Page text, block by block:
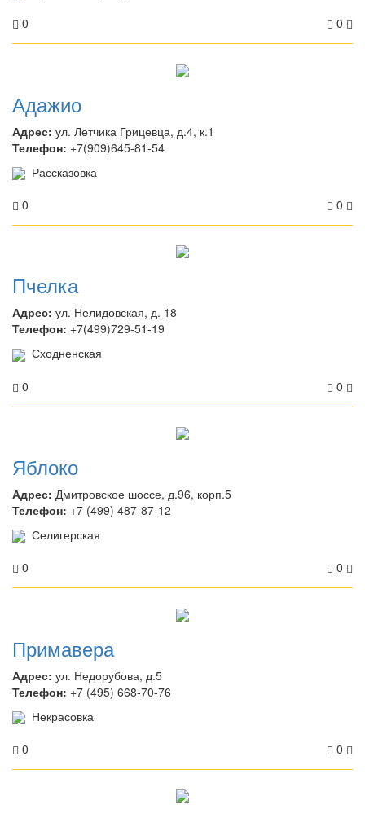
0 0
Адажио
Адрес: ул. Летчика Грицевца, д.4, к.1
Телефон: +7(909)645-81-54
Рассказовка
0 0
Пчелка
Адрес: ул. Нелидовская, д. 18
Телефон: +7(499)729-51-19
Сходненская
0 0
Яблоко
Адрес: Дмитровское шоссе, д.96, корп.5
Телефон: +7 (499) 487-87-12
Селигерская
0 0
Примавера
Адрес: ул. Недорубова, д.5
Телефон: +7 (495) 668-70-76
Некрасовка
0 0